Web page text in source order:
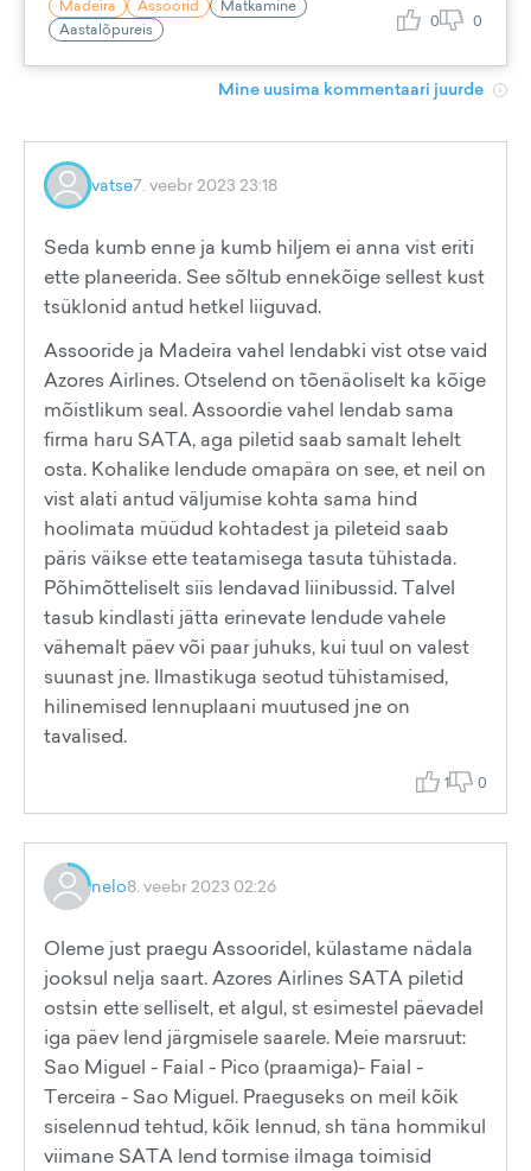
Madeira Assoorid
Matkamine
Aastalõpureis
0 0
Mine uusima kommentaari juurde
vatse7. veebr 2023 23:18
Seda kumb enne ja kumb hiljem ei anna vist eriti
ette planeerida. See sõltub ennekõige sellest kust
tsüklonid antud hetkel liiguvad.
Assooride ja Madeira vahel lendabki vist otse vaid
Azores Airlines. Otselend on tõenäoliselt ka kõige
mõistlikum seal. Assoordie vahel lendab sama
firma haru SATA, aga piletid saab samalt lehelt
osta. Kohalike lendude omapära on see, et neil on
vist alati antud väljumise kohta sama hind
hoolimata müüdud kohtadest ja pileteid saab
päris väikse ette teatamisega tasuta tühistada.
Põhimõtteliselt siis lendavad liinibussid. Talvel
tasub kindlasti jätta erinevate lendude vahele
vähemalt päev või paar juhuks, kui tuul on valest
suunast jne. Ilmastikuga seotud tühistamised,
hilinemised lennuplaani muutused jne on
tavalised.
1 0
nelo8. veebr 2023 02:26
Oleme just praegu Assooridel, külastame nädala
jooksul nelja saart. Azores Airlines SATA piletid
ostsin ette selliselt, et algul, st esimestel päevadel
iga päev lend järgmisele saarele. Meie marsruut:
Sao Miguel - Faial - Pico (praamiga)- Faial -
Terceira - Sao Miguel. Praeguseks on meil kõik
siselennud tehtud, kõik lennud, sh täna hommikul
viimane SATA lend tormise ilmaga toimisid